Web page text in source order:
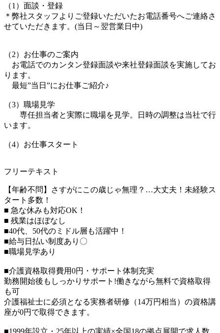
（1）面談・登録
＊弊社スタッフよりご登録いただいたお電話番号へご連絡さ
せていただきます。(当日～翌営業日中)
（2）お仕事のご案内
お電話でのカンタン登録面談や来社登録面談を実施してお
ります。
最短”当日”にお仕事ご紹介♪
（3）職場見学
専任担当者と実際に職場を見学。日時の調整は当社で行
います。
（4）お仕事スタート
フリーテキスト
【年齢不問】さすがにこの歳じゃ無理？…大丈夫！未経験ス
タート多数！
■ 急な休みも対応OK！
■ 残業はほぼなし
■40代、50代のミドル層も活躍中！
■給与日払い制度あり〇
■職場見学あり
■介護資格取得費用0円・サポート体制充実
勤務開始後もしっかりサポート!働きながら無料で資格取得
も可
介護福祉士に必須となる実務者研修（14万円相当）の資格講
座が0円で取得できます。
■1999年設立・25年以上の実績×全国18の拠点展開で求人数